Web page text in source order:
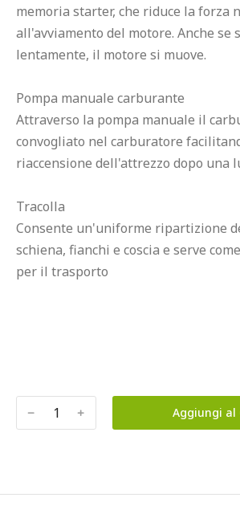
memoria starter, che riduce la forza
all'avviamento del motore. Anche se
lentamente, il motore si muove.
Pompa manuale carburante
Attraverso la pompa manuale il
convogliato nel carburatore
riaccensione dell'attrezzo dopo una
Tracolla
Consente un'uniforme ripartizione
schiena, fianchi e coscia e serve
per il trasporto
﹣ ﹢ Aggiungi al